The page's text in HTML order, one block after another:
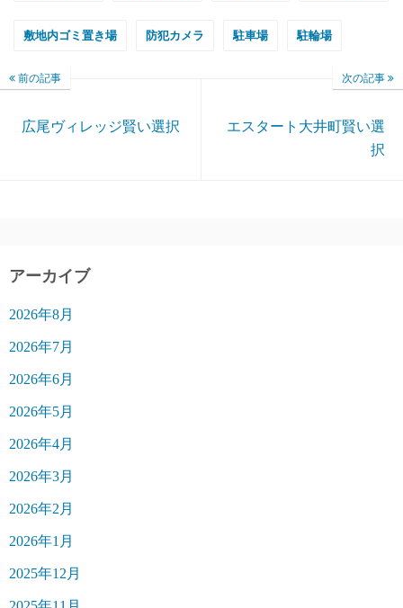
敷地内ゴミ置き場 防犯カメラ 駐車場 駐輪場
前の記事
広尾ヴィレッジ賢い選択
次の記事
エスタート大井町賢い選
択
アーカイブ
2026年8月
2026年7月
2026年6月
2026年5月
2026年4月
2026年3月
2026年2月
2026年1月
2025年12月